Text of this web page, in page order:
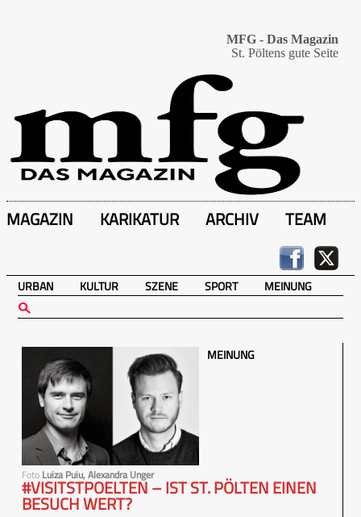
MFG - Das Magazin
St. Pöltens gute Seite
MAGAZIN KARIKATUR ARCHIV TEAM
URBAN KULTUR SZENE SPORT MEINUNG
Foto Luiza Puiu, Alexandra Unger
MEINUNG
#VISITSTPOELTEN – IST ST. PÖLTEN EINEN
BESUCH WERT?